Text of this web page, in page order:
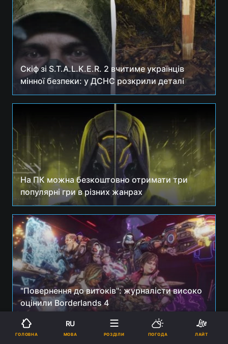
Скіф зі S.T.A.L.K.E.R. 2 вчитиме українців
мінної безпеки: у ДСНС розкрили деталі
На ПК можна безкоштовно отримати три
популярні гри в різних жанрах
"Повернення до витоків": журналісти високо
оцінили Borderlands 4
ГОЛОВНА
RU
МОВА РОЗДІЛИ ПОГОДА ЛАЙТ